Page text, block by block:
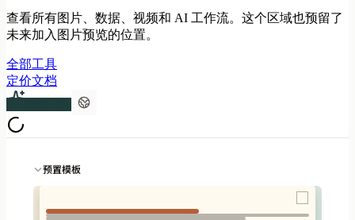
查看所有图片、数据、视频和 AI 工作流。这个区域也预留了
未来加入图片预览的位置。
全部工具
定价文档
预置模板